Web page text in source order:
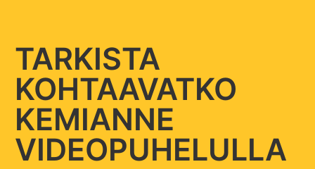
TARKISTA
KOHTAAVATKO
KEMIANNE
VIDEOPUHELULLA